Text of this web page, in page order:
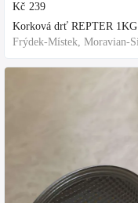
Kč 239
Korková drť REPTER 1KG